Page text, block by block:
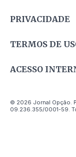
PRIVACIDADE
TERMOS DE
ACESSO
© 2026 Jornal Opção.
09.236.355/0001-59.